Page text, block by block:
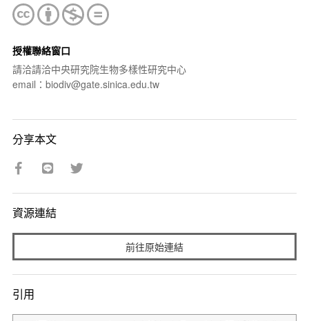
授權聯絡窗口
請洽請洽中央研究院生物多樣性研究中心
email：biodiv@gate.sinica.edu.tw
分享本文
資源連結
前往原始連結
引用